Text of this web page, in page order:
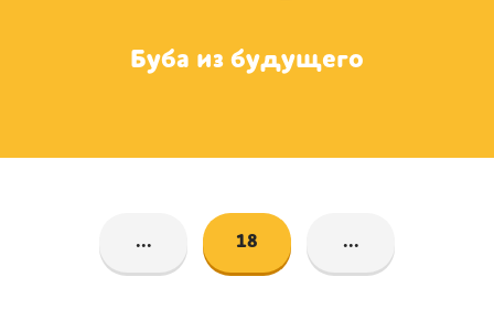
Буба из будущего
... 18 ...